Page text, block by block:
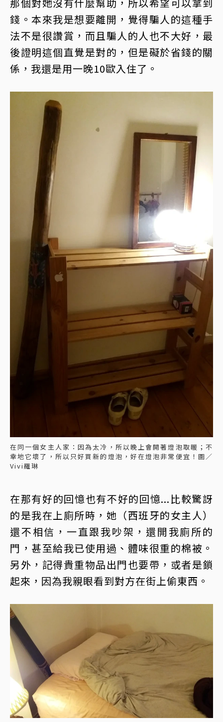
那個對她沒有什麼幫助，所以希望可以拿到
錢。本來我是想要離開，覺得騙人的這種手
法不是很讚賞，而且騙人的人也不大好，最
後證明這個直覺是對的，但是礙於省錢的關
係，我還是用一晚10歐入住了。
在同一個女主人家：因為太冷，所以晚上會開著燈泡取暖；不
幸地它壞了，所以只好買新的燈泡，好在燈泡非常便宜！圖／
Vivi羅琳
在那有好的回憶也有不好的回憶...比較驚訝
的是我在上廁所時，她（西班牙的女主人）
還不相信，一直跟我吵架，還開我廁所的
門，甚至給我已使用過、體味很重的棉被。
另外，記得貴重物品出門也要帶，或者是鎖
起來，因為我親眼看到對方在街上偷東西。